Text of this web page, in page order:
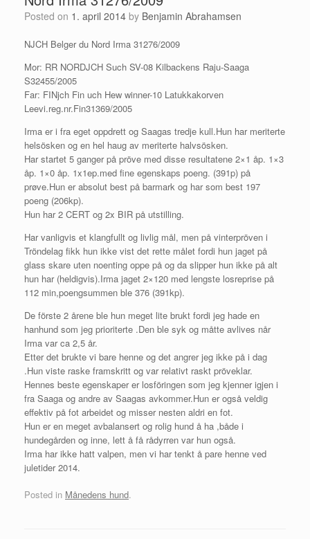
Posted on 1. april 2014 by Benjamin Abrahamsen
NJCH Belger du Nord Irma 31276/2009
Mor: RR NORDJCH Such SV-08 Kilbackens Raju-Saaga
S32455/2005
Far: FINjch Fin uch Hew winner-10 Latukkakorven
Leevi.reg.nr.Fin31369/2005
Irma er i fra eget oppdrett og Saagas tredje kull.Hun har meriterte
helsösken og en hel haug av meriterte halvsösken.
Har startet 5 ganger på pröve med disse resultatene 2×1 åp. 1×3
åp. 1×0 åp. 1x1ep.med fine egenskaps poeng. (391p) på
prøve.Hun er absolut best på barmark og har som best 197
poeng (206kp).
Hun har 2 CERT og 2x BIR på utstilling.
Har vanligvis et klangfullt og livlig mål, men på vinterpröven i
Tröndelag fikk hun ikke vist det rette målet fordi hun jaget på
glass skare uten noenting oppe på og da slipper hun ikke på alt
hun har (heldigvis).Irma jaget 2×120 med lengste losreprise på
112 min,poengsummen ble 376 (391kp).
De förste 2 årene ble hun meget lite brukt fordi jeg hade en
hanhund som jeg prioriterte .Den ble syk og måtte avlives når
Irma var ca 2,5 år.
Etter det brukte vi bare henne og det angrer jeg ikke på i dag
.Hun viste raske framskritt og var relativt raskt pröveklar.
Hennes beste egenskaper er losföringen som jeg kjenner igjen i
fra Saaga og andre av Saagas avkommer.Hun er også veldig
effektiv på fot arbeidet og misser nesten aldri en fot.
Hun er en meget avbalansert og rolig hund å ha ,både i
hundegården og inne, lett å få rådyrren var hun også.
Irma har ikke hatt valpen, men vi har tenkt å pare henne ved
juletider 2014.
Posted in Månedens hund.